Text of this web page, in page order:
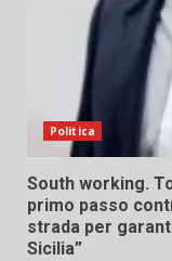
Politica
South working.
primo passo
strada per
Sicilia”